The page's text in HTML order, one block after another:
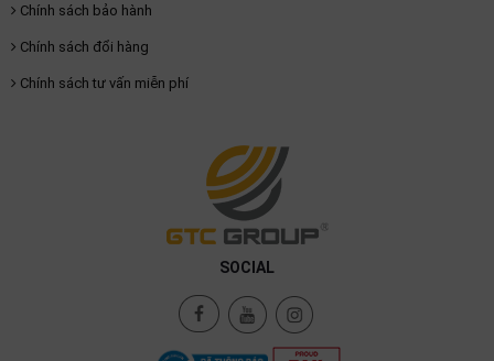
Chính sách bảo hành
Chính sách đổi hàng
Chính sách tư vấn miễn phí
SOCIAL